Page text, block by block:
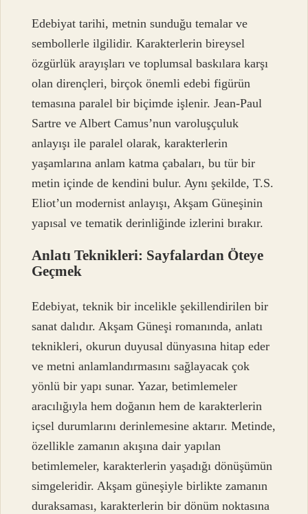
Edebiyat tarihi, metnin sunduğu temalar ve
sembollerle ilgilidir. Karakterlerin bireysel
özgürlük arayışları ve toplumsal baskılara karşı
olan dirençleri, birçok önemli edebi figürün
temasına paralel bir biçimde işlenir. Jean-Paul
Sartre ve Albert Camus’nun varoluşçuluk
anlayışı ile paralel olarak, karakterlerin
yaşamlarına anlam katma çabaları, bu tür bir
metin içinde de kendini bulur. Aynı şekilde, T.S.
Eliot’un modernist anlayışı, Akşam Güneşinin
yapısal ve tematik derinliğinde izlerini bırakır.
Anlatı Teknikleri: Sayfalardan Öteye
Geçmek
Edebiyat, teknik bir incelikle şekillendirilen bir
sanat dalıdır. Akşam Güneşi romanında, anlatı
teknikleri, okurun duyusal dünyasına hitap eder
ve metni anlamlandırmasını sağlayacak çok
yönlü bir yapı sunar. Yazar, betimlemeler
aracılığıyla hem doğanın hem de karakterlerin
içsel durumlarını derinlemesine aktarır. Metinde,
özellikle zamanın akışına dair yapılan
betimlemeler, karakterlerin yaşadığı dönüşümün
simgeleridir. Akşam güneşiyle birlikte zamanın
duraksaması, karakterlerin bir dönüm noktasına